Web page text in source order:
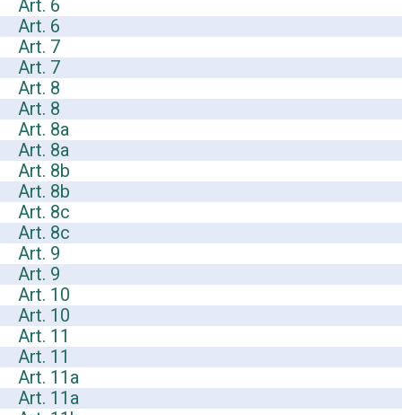
Art. 6
Art. 6
Art. 7
Art. 7
Art. 8
Art. 8
Art. 8a
Art. 8a
Art. 8b
Art. 8b
Art. 8c
Art. 8c
Art. 9
Art. 9
Art. 10
Art. 10
Art. 11
Art. 11
Art. 11a
Art. 11a